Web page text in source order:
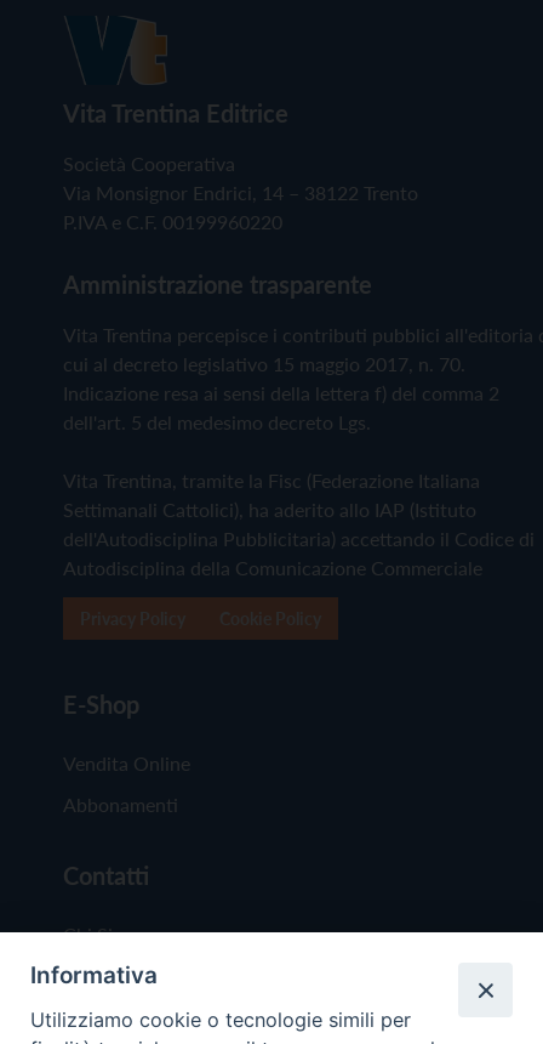
Vita Trentina Editrice
Società Cooperativa
Via Monsignor Endrici, 14 – 38122 Trento
P.IVA e C.F. 00199960220
Amministrazione trasparente
Vita Trentina percepisce i contributi pubblici all'editoria
cui al decreto legislativo 15 maggio 2017, n. 70.
Indicazione resa ai sensi della lettera f) del comma 2
dell'art. 5 del medesimo decreto Lgs.
Vita Trentina, tramite la Fisc (Federazione Italiana
Settimanali Cattolici), ha aderito allo IAP (Istituto
dell'Autodisciplina Pubblicitaria) accettando il Codice di
Autodisciplina della Comunicazione Commerciale
E-Shop
Vendita Online
Abbonamenti
Contatti
Chi Siamo
Redazione
Scrivici
Informativa
Utilizziamo cookie o tecnologie simili per